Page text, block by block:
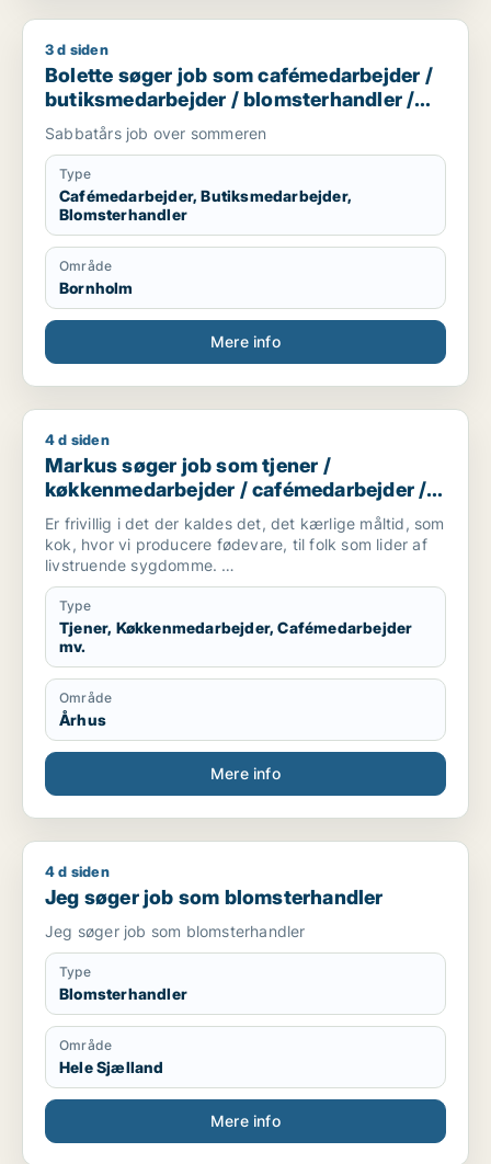
Bolette søger job som cafémedarbejder /
3 d siden
Bolette søger job som cafémedarbejder /
butiksmedarbejder / blomsterhandler /
hotelmedarbejder
Sabbatårs job over sommeren
Type
Cafémedarbejder, Butiksmedarbejder,
Blomsterhandler
Område
Bornholm
Mere info
Markus søger job som tjener / køkkenmedarbejder /
4 d siden
Markus søger job som tjener /
køkkenmedarbejder / cafémedarbejder /
butiksmedarbejder / blomsterhandler
Er frivillig i det der kaldes det, det kærlige måltid, som
kok, hvor vi producere fødevare, til folk som lider af
livstruende sygdomme.
Er studerende på FGU, som er en skole hvor man kan
få suppleret sine folkeskolefag, så man kan komme
videre ind på en
ungdomsuddannelse(gymnasial/erhvervsuddannelse).
Er mødestabil og holder hvad jeg lover.
Er villig til, at tage imod studiejobs, som opvasker,
køkkenmedarbejder mm.
Telefon: [xxxxx] E-mail: [xxxxx]
Type
Tjener, Køkkenmedarbejder, Cafémedarbejder
mv.
Område
Århus
Mere info
Jeg søger job som blomsterhandler
4 d siden
Jeg søger job som blomsterhandler
Jeg søger job som blomsterhandler
Type
Blomsterhandler
Område
Hele Sjælland
Mere info